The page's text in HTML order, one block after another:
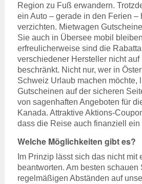
Region zu Fuß erwandern.
ein Auto – gerade in den Ferien –
verzichten. Mietwagen
Sie auch in Übersee mobil
erfreulicherweise sind die
verschiedener Hersteller nicht auf
beschränkt. Nicht nur, wer in
Schweiz Urlaub machen möchte,
Gutscheinen auf der sicheren
von sagenhaften Angeboten für
Kanada. Attraktive Aktions-
dass die Reise auch finanziell ein
Welche Möglichkeiten gibt es?
Im Prinzip lässt sich das nicht mit
beantworten. Am besten schauen
regelmäßigen Abständen auf